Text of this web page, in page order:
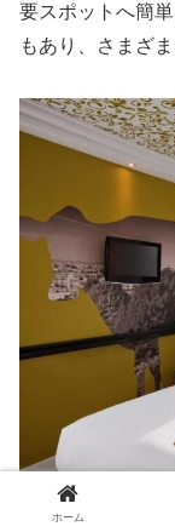
要スポットへ簡
もあり、さまざ
客室はカラフル
ホーム